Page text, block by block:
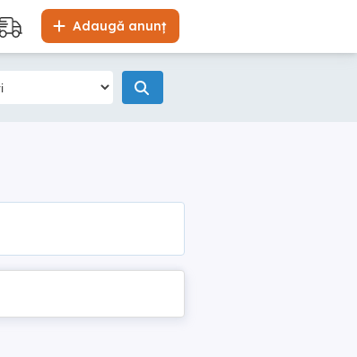
Adaugă anunț